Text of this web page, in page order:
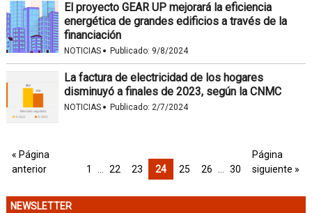
El proyecto GEAR UP mejorará la eficiencia
energética de grandes edificios a través de la
financiación
NOTICIAS · Publicado: 9/8/2024
La factura de electricidad de los hogares
disminuyó a finales de 2023, según la CNMC
NOTICIAS · Publicado: 2/7/2024
« Página
anterior
1 22 23 24 25 26 30
Página
siguiente »
NEWSLETTER